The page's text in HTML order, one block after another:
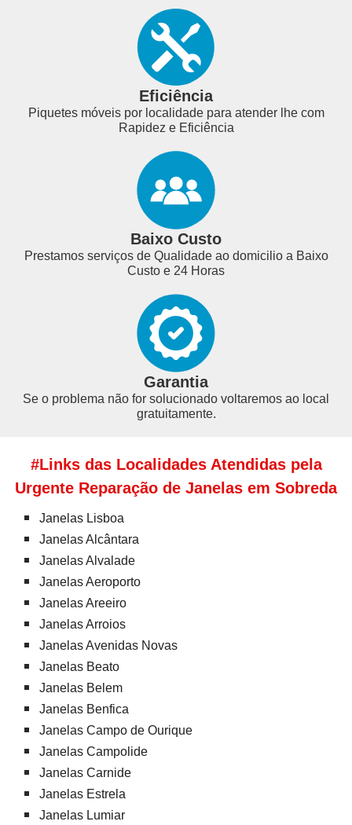
Eficiência
Piquetes móveis por localidade para atender lhe com
Rapidez e Eficiência
Baixo Custo
Prestamos serviços de Qualidade ao domicilio a Baixo
Custo e 24 Horas
Garantia
Se o problema não for solucionado voltaremos ao local
gratuitamente.
#Links das Localidades Atendidas pela
Urgente Reparação de Janelas em Sobreda
Janelas Lisboa
Janelas Alcântara
Janelas Alvalade
Janelas Aeroporto
Janelas Areeiro
Janelas Arroios
Janelas Avenidas Novas
Janelas Beato
Janelas Belem
Janelas Benfica
Janelas Campo de Ourique
Janelas Campolide
Janelas Carnide
Janelas Estrela
Janelas Lumiar